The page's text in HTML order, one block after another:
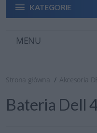
KATEGORIE
MENU
Strona główna Akcesoria
Bateria Dell